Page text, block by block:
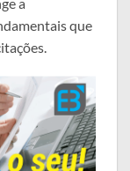
que